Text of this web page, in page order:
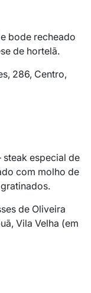
bode recheado
de hortelã.
286, Centro,
steak especial de
com molho de
de Oliveira
Vila Velha (em